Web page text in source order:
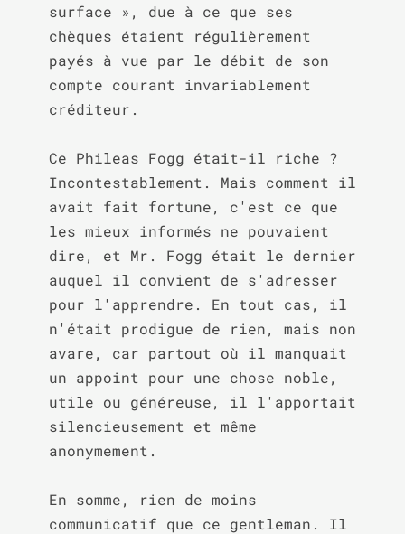
surface », due à ce que ses
chèques étaient régulièrement
payés à vue par le débit de son
compte courant invariablement
créditeur.
Ce Phileas Fogg était-il riche ?
Incontestablement. Mais comment il
avait fait fortune, c'est ce que
les mieux informés ne pouvaient
dire, et Mr. Fogg était le dernier
auquel il convient de s'adresser
pour l'apprendre. En tout cas, il
n'était prodigue de rien, mais non
avare, car partout où il manquait
un appoint pour une chose noble,
utile ou généreuse, il l'apportait
silencieusement et même
anonymement.
En somme, rien de moins
communicatif que ce gentleman. Il